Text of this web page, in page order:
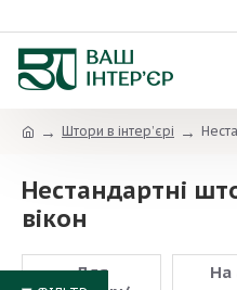
Штори в інтер’єрі
Нестандартні
вікон
Для
На